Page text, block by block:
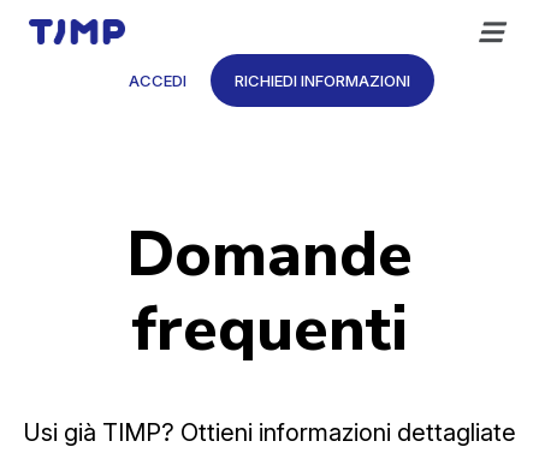
contenuto
ACCEDI RICHIEDI INFORMAZIONI
Domande
frequenti
Usi già TIMP? Ottieni informazioni dettagliate